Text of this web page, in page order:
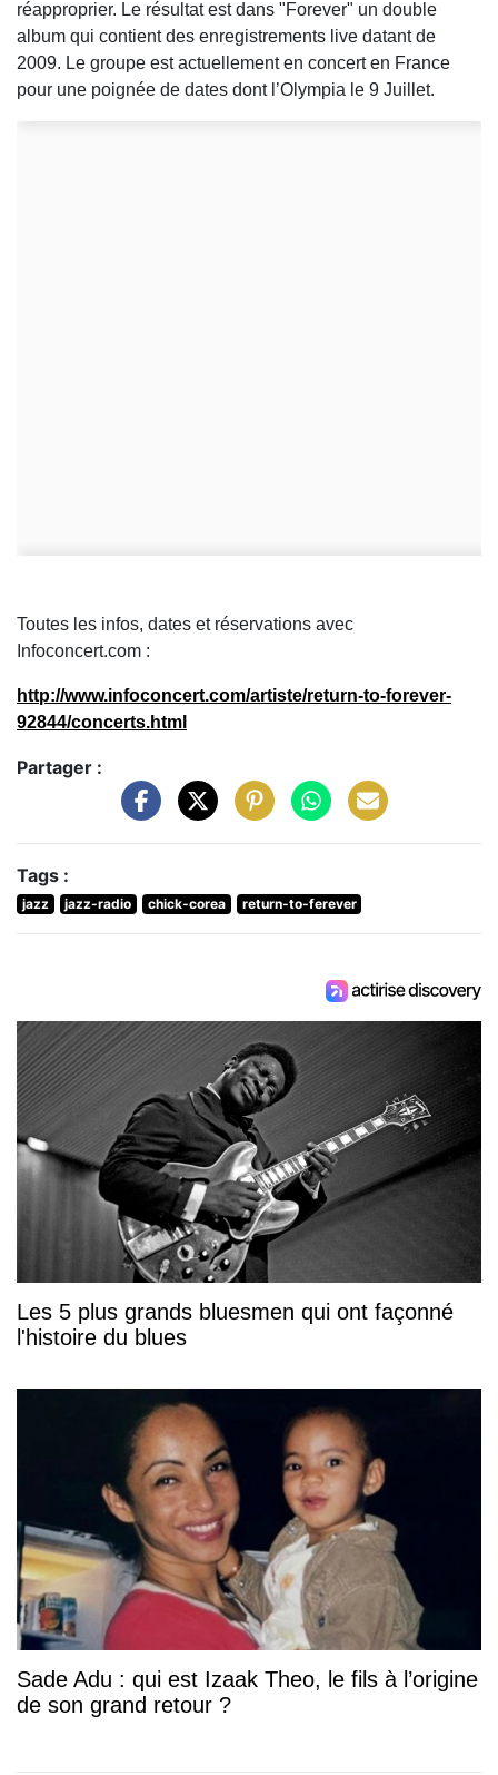
réapproprier. Le résultat est dans "Forever" un double
album qui contient des enregistrements live datant de
2009. Le groupe est actuellement en concert en France
pour une poignée de dates dont l’Olympia le 9 Juillet.
Toutes les infos, dates et réservations avec
Infoconcert.com :
http://www.infoconcert.com/artiste/return-to-forever-
92844/concerts.html
Partager :
Tags :
jazz jazz-radio chick-corea return-to-ferever
Les 5 plus grands bluesmen qui ont façonné
l'histoire du blues
Sade Adu : qui est Izaak Theo, le fils à l’origine
de son grand retour ?